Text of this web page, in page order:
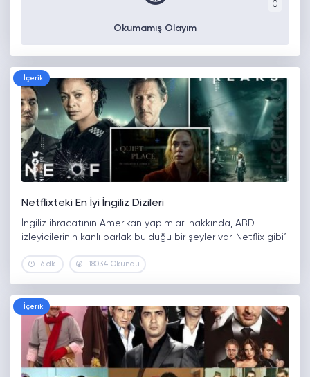
0
Okumamış Olayım
İçerik
Netflixteki En İyi İngiliz Dizileri
İngiliz ihracatının Amerikan yapımları hakkında, ABD
izleyicilerinin kanlı parlak bulduğu bir şeyler var. Netflix gibi1
6 dk. 18034 Okundu
İçerik